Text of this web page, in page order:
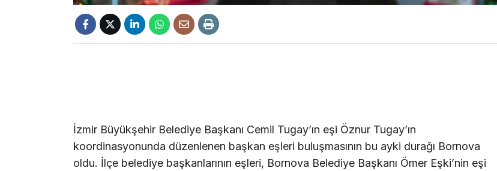
İzmir Büyükşehir Belediye Başkanı Cemil Tugay’ın eşi Öznur Tugay’ın
koordinasyonunda düzenlenen başkan eşleri buluşmasının bu ayki durağı Bornova
oldu. İlçe belediye başkanlarının eşleri, Bornova Belediye Başkanı Ömer Eşki’nin eşi